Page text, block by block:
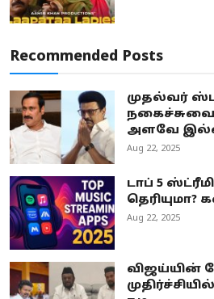
Recommended Posts
முதல்வர்
அளவே
Aug 22, 2025
டாப் 5
தெரியுமா?
Aug 22, 2025
விஜய்யின்